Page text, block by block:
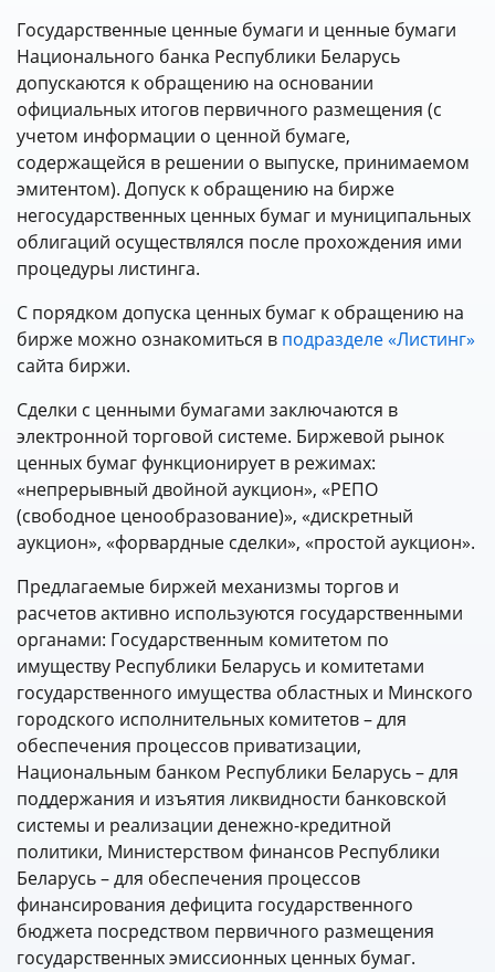
Государственные ценные бумаги и ценные бумаги
Национального банка Республики Беларусь
допускаются к обращению на основании
официальных итогов первичного размещения (с
учетом информации о ценной бумаге,
содержащейся в решении о выпуске, принимаемом
эмитентом). Допуск к обращению на бирже
негосударственных ценных бумаг и муниципальных
облигаций осуществлялся после прохождения ими
процедуры листинга.
С порядком допуска ценных бумаг к обращению на
бирже можно ознакомиться в подразделе «Листинг»
сайта биржи.
Сделки с ценными бумагами заключаются в
электронной торговой системе. Биржевой рынок
ценных бумаг функционирует в режимах:
«непрерывный двойной аукцион», «РЕПО
(свободное ценообразование)», «дискретный
аукцион», «форвардные сделки», «простой аукцион».
Предлагаемые биржей механизмы торгов и
расчетов активно используются государственными
органами: Государственным комитетом по
имуществу Республики Беларусь и комитетами
государственного имущества областных и Минского
городского исполнительных комитетов – для
обеспечения процессов приватизации,
Национальным банком Республики Беларусь – для
поддержания и изъятия ликвидности банковской
системы и реализации денежно-кредитной
политики, Министерством финансов Республики
Беларусь – для обеспечения процессов
финансирования дефицита государственного
бюджета посредством первичного размещения
государственных эмиссионных ценных бумаг.